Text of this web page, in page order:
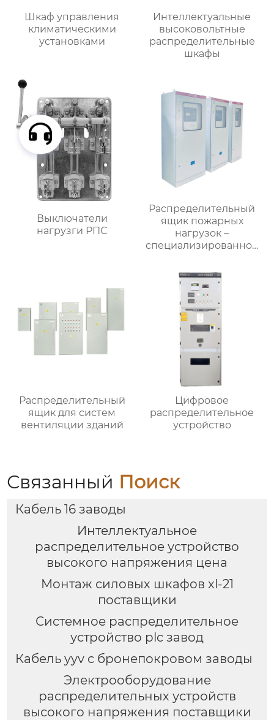
Шкаф управления
климатическими
установками
Интеллектуальные
высоковольтные
распределительные
шкафы
Выключатели
нагрузги РПС
Распределительный
ящик пожарных
нагрузок –
специализированное
Распределительный
ящик для систем
вентиляции зданий
Цифровое
распределительное
устройство
Связанный Поиск
Кабель 16 заводы
Интеллектуальное
распределительное устройство
высокого напряжения цена
Монтаж силовых шкафов xl-21
поставщики
Системное распределительное
устройство plc завод
Кабель yyv с бронепокровом заводы
Электрооборудование
распределительных устройств
высокого напряжения поставщики